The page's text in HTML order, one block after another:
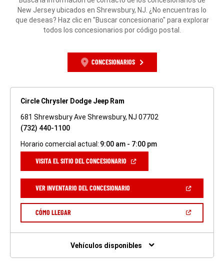
New Jersey ubicados en Shrewsbury, NJ. ¿No encuentras lo
que deseas? Haz clic en "Buscar concesionario" para explorar
todos los concesionarios por código postal.
CONCESIONARIOS
Circle Chrysler Dodge Jeep Ram
681 Shrewsbury Ave Shrewsbury, NJ 07702
(732) 440-1100
Horario comercial actual: 9:00 am - 7:00 pm
VISITA EL SITIO DEL CONCESIONARIO(ABRIR
VENTANA
NUEVA)
VER INVENTARIO DEL CONCESIONARIO(ABRIR
UNA
CÓMO LLEGAR(ABRIR
VENTANA
Vehículos disponibles